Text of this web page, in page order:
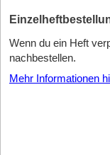
Wenn du ein Heft
nachbestellen.
Mehr Informationen